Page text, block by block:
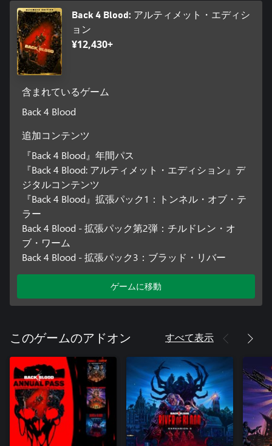
Back 4 Blood: アルティメット・エディシ
ョン
¥12,430+
含まれているゲーム
Back 4 Blood
追加コンテンツ
『Back 4 Blood』年間パス
『Back 4 Blood: アルティメット・エディション』デ
ジタルコンテンツ
『Back 4 Blood』拡張パック1：トンネル・オブ・テ
ラー
Back 4 Blood - 拡張パック第2弾：チルドレン・オ
ブ・ワーム
Back 4 Blood - 拡張パック3：ブラッド・リバー
ゲームに移動
このゲームのアドオン すべて表示